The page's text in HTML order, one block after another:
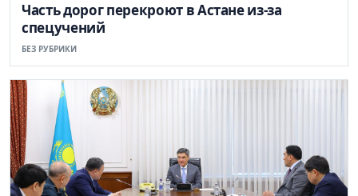
Часть дорог перекроют в Астане из-за
спецучений
БЕЗ РУБРИКИ